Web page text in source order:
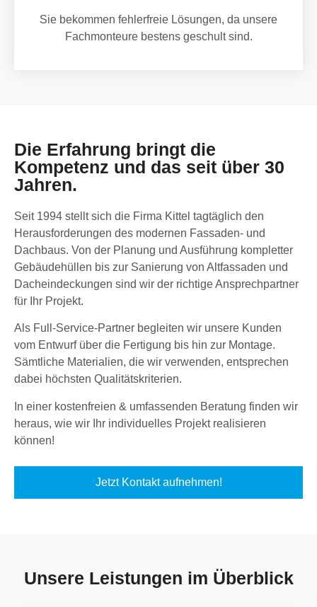
Sie bekommen fehlerfreie Lösungen, da unsere
Fachmonteure bestens geschult sind.
Die Erfahrung bringt die
Kompetenz und das seit über 30
Jahren.
Seit 1994 stellt sich die Firma Kittel tagtäglich den
Herausforderungen des modernen Fassaden- und
Dachbaus. Von der Planung und Ausführung kompletter
Gebäudehüllen bis zur Sanierung von Altfassaden und
Dacheindeckungen sind wir der richtige Ansprechpartner
für Ihr Projekt.
Als Full-Service-Partner begleiten wir unsere Kunden
vom Entwurf über die Fertigung bis hin zur Montage.
Sämtliche Materialien, die wir verwenden, entsprechen
dabei höchsten Qualitätskriterien.
In einer kostenfreien & umfassenden Beratung finden wir
heraus, wie wir Ihr individuelles Projekt realisieren
können!
Jetzt Kontakt aufnehmen!
Unsere Leistungen im Überblick